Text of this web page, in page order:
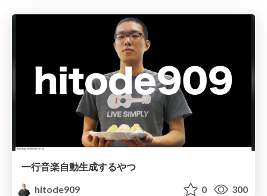
一行音楽自動生成するやつ
hitode909
0 300